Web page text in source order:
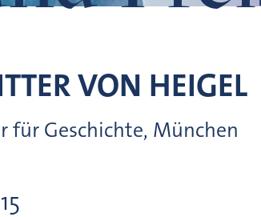
VON HEIGEL
für Geschichte, München